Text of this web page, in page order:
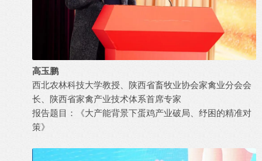
高玉鹏
西北农林科技大学教授、陕西省畜牧业协会家禽业分会会
长、陕西省家禽产业技术体系首席专家
报告题目：《大产能背景下蛋鸡产业破局、纾困的精准对
策》